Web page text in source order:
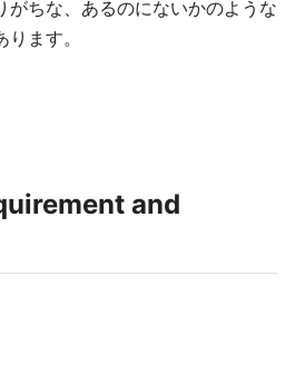
がちな、あるのにないかのような
ます。
and